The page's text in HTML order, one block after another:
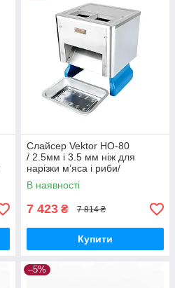
Слайсер Vektor HO-80
/ 2.5мм і 3.5 мм ніж для
нарізки м’яса і риби/
шпигорізка
В наявності
7 423 ₴ 7 814 ₴
Купити
–5%